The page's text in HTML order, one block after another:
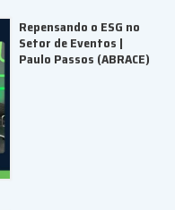
Repensando o ESG no
Setor de Eventos |
Paulo Passos (ABRACE)